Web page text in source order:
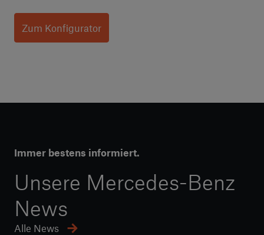
Zum Konfigurator
Immer bestens informiert.
Unsere Mercedes-Benz
News
Alle News